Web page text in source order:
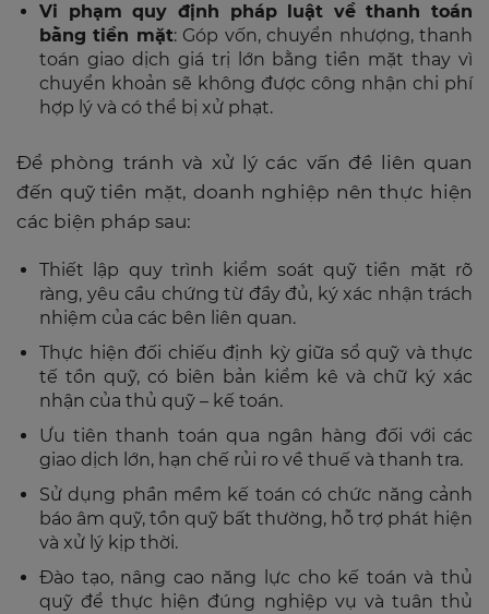
Vi phạm quy định pháp luật về thanh toán
bằng tiền mặt: Góp vốn, chuyển nhượng, thanh
toán giao dịch giá trị lớn bằng tiền mặt thay vì
chuyển khoản sẽ không được công nhận chi phí
hợp lý và có thể bị xử phạt.
Để phòng tránh và xử lý các vấn đề liên quan
đến quỹ tiền mặt, doanh nghiệp nên thực hiện
các biện pháp sau:
Thiết lập quy trình kiểm soát quỹ tiền mặt rõ
ràng, yêu cầu chứng từ đầy đủ, ký xác nhận trách
nhiệm của các bên liên quan.
Thực hiện đối chiếu định kỳ giữa sổ quỹ và thực
tế tồn quỹ, có biên bản kiểm kê và chữ ký xác
nhận của thủ quỹ – kế toán.
Ưu tiên thanh toán qua ngân hàng đối với các
giao dịch lớn, hạn chế rủi ro về thuế và thanh tra.
Sử dụng phần mềm kế toán có chức năng cảnh
báo âm quỹ, tồn quỹ bất thường, hỗ trợ phát hiện
và xử lý kịp thời.
Đào tạo, nâng cao năng lực cho kế toán và thủ
quỹ để thực hiện đúng nghiệp vụ và tuân thủ